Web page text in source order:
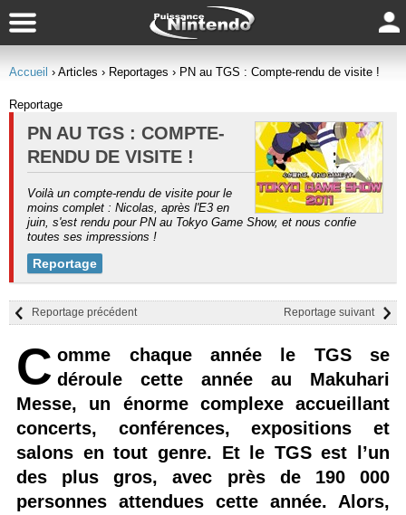
Accueil › Articles › Reportages › PN au TGS : Compte-rendu de visite !
Reportage
PN AU TGS : COMPTE-
RENDU DE VISITE !
Voilà un compte-rendu de visite pour le
moins complet : Nicolas, après l'E3 en
juin, s'est rendu pour PN au Tokyo Game Show, et nous confie
toutes ses impressions !
Reportage
Reportage suivant
Reportage précédent
C omme chaque année le TGS se
déroule cette année au Makuhari
Messe, un énorme complexe accueillant
concerts, conférences, expositions et
salons en tout genre. Et le TGS est l’un
des plus gros, avec près de 190 000
personnes attendues cette année. Alors,